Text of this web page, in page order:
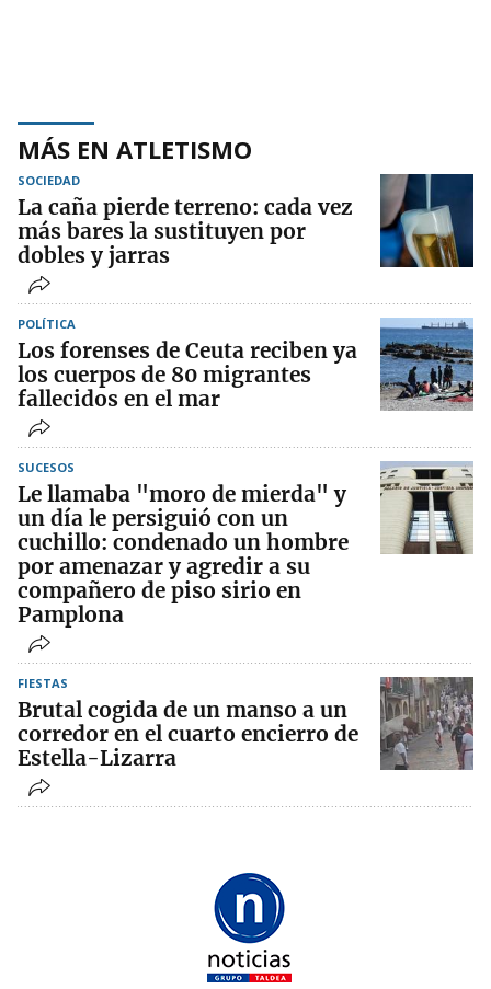
MÁS EN ATLETISMO
SOCIEDAD
La caña pierde terreno: cada vez
más bares la sustituyen por
dobles y jarras
POLÍTICA
Los forenses de Ceuta reciben ya
los cuerpos de 80 migrantes
fallecidos en el mar
SUCESOS
Le llamaba "moro de mierda" y
un día le persiguió con un
cuchillo: condenado un hombre
por amenazar y agredir a su
compañero de piso sirio en
Pamplona
FIESTAS
Brutal cogida de un manso a un
corredor en el cuarto encierro de
Estella-Lizarra